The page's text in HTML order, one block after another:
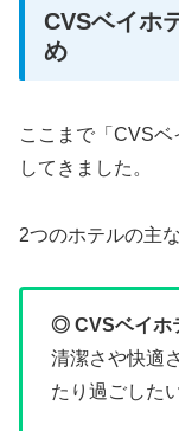
CVSベイホ
め
ここまで「CVS
してきました。
2つのホテルの主
◎ CVSベイホ
清潔さや快適
たり過ごした